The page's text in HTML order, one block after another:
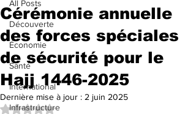
All Posts
Découverte
Économie
Santé
International
Infrastructure
Cérémonie annuelle
des forces spéciales
de sécurité pour le
Hajj 1446-2025
Dernière mise à jour : 2 juin 2025
Noté NaN étoiles sur 5.